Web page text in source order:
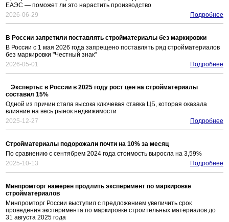
ЕАЭС — поможет ли это нарастить производство
2026-06-29
Подробнее
В России запретили поставлять стройматериалы без маркировки
В России с 1 мая 2026 года запрещено поставлять ряд стройматериалов
без маркировки "Честный знак"
2026-05-01
Подробнее
Эксперты: в России в 2025 году рост цен на стройматериалы
составил 15%
Одной из причин стала высока ключевая ставка ЦБ, которая оказала
влияние на весь рынок недвижимости
2025-12-27
Подробнее
Стройматериалы подорожали почти на 10% за месяц
По сравнению с сентябрем 2024 года стоимость выросла на 3,59%
2025-10-13
Подробнее
Минпромторг намерен продлить эксперимент по маркировке
стройматериалов
Минпромторг России выступил с предложением увеличить срок
проведения эксперимента по маркировке строительных материалов до
31 августа 2025 года